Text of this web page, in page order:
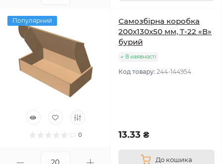
Популярний
0
Самозбірна коробка
200х130х50 мм, Т-22 «В»
бурий
В наявності
Код товару: 244-144954
13.33 ₴
До кошика